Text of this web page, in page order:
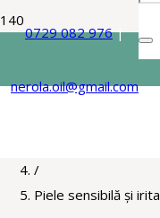
0729 082 976 |
nerola.oil@gmail.com
Acasa
/
Piele sensibilă și